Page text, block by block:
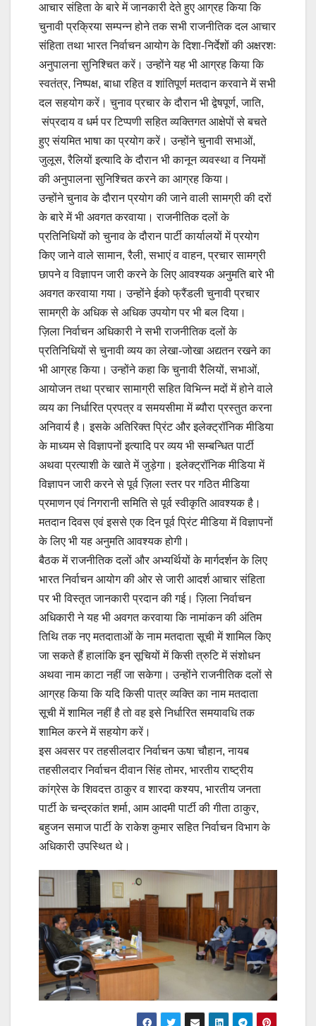
आचार संहिता के बारे में जानकारी देते हुए आग्रह किया कि
चुनावी प्रक्रिया सम्पन्न होने तक सभी राजनीतिक दल आचार
संहिता तथा भारत निर्वाचन आयोग के दिशा-निर्देशों की अक्षरशः
अनुपालना सुनिश्चित करें। उन्होंने यह भी आग्रह किया कि
स्वतंत्र, निष्पक्ष, बाधा रहित व शांतिपूर्ण मतदान करवाने में सभी
दल सहयोग करें। चुनाव प्रचार के दौरान भी द्वेषपूर्ण, जाति,
संप्रदाय व धर्म पर टिप्पणी सहित व्यक्तिगत आक्षेपों से बचते
हुए संयमित भाषा का प्रयोग करें। उन्होंने चुनावी सभाओं,
जुलूस, रैलियों इत्यादि के दौरान भी कानून व्यवस्था व नियमों
की अनुपालना सुनिश्चित करने का आग्रह किया।
उन्होंने चुनाव के दौरान प्रयोग की जाने वाली सामग्री की दरों
के बारे में भी अवगत करवाया। राजनीतिक दलों के
प्रतिनिधियों को चुनाव के दौरान पार्टी कार्यालयों में प्रयोग
किए जाने वाले सामान, रैली, सभाएं व वाहन, प्रचार सामग्री
छापने व विज्ञापन जारी करने के लिए आवश्यक अनुमति बारे भी
अवगत करवाया गया। उन्होंने ईको फ्रैंडली चुनावी प्रचार
सामग्री के अधिक से अधिक उपयोग पर भी बल दिया।
ज़िला निर्वाचन अधिकारी ने सभी राजनीतिक दलों के
प्रतिनिधियों से चुनावी व्यय का लेखा-जोखा अद्यतन रखने का
भी आग्रह किया। उन्होंने कहा कि चुनावी रैलियों, सभाओं,
आयोजन तथा प्रचार सामाग्री सहित विभिन्न मदों में होने वाले
व्यय का निर्धारित प्रपत्र व समयसीमा में ब्यौरा प्रस्तुत करना
अनिवार्य है। इसके अतिरिक्त प्रिंट और इलेक्ट्रॉनिक मीडिया
के माध्यम से विज्ञापनों इत्यादि पर व्यय भी सम्बन्धित पार्टी
अथवा प्रत्याशी के खाते में जुड़ेगा। इलेक्ट्रॉनिक मीडिया में
विज्ञापन जारी करने से पूर्व ज़िला स्तर पर गठित मीडिया
प्रमाणन एवं निगरानी समिति से पूर्व स्वीकृति आवश्यक है।
मतदान दिवस एवं इससे एक दिन पूर्व प्रिंट मीडिया में विज्ञापनों
के लिए भी यह अनुमति आवश्यक होगी।
बैठक में राजनीतिक दलों और अभ्यर्थियों के मार्गदर्शन के लिए
भारत निर्वाचन आयोग की ओर से जारी आदर्श आचार संहिता
पर भी विस्तृत जानकारी प्रदान की गई। ज़िला निर्वाचन
अधिकारी ने यह भी अवगत करवाया कि नामांकन की अंतिम
तिथि तक नए मतदाताओं के नाम मतदाता सूची में शामिल किए
जा सकते हैं हालांकि इन सूचियों में किसी त्रुटि में संशोधन
अथवा नाम काटा नहीं जा सकेगा। उन्होंने राजनीतिक दलों से
आग्रह किया कि यदि किसी पात्र व्यक्ति का नाम मतदाता
सूची में शामिल नहीं है तो वह इसे निर्धारित समयावधि तक
शामिल करने में सहयोग करें।
इस अवसर पर तहसीलदार निर्वाचन ऊषा चौहान, नायब
तहसीलदार निर्वाचन दीवान सिंह तोमर, भारतीय राष्ट्रीय
कांग्रेस के शिवदत्त ठाकुर व शारदा कश्यप, भारतीय जनता
पार्टी के चन्द्रकांत शर्मा, आम आदमी पार्टी की गीता ठाकुर,
बहुजन समाज पार्टी के राकेश कुमार सहित निर्वाचन विभाग के
अधिकारी उपस्थित थे।